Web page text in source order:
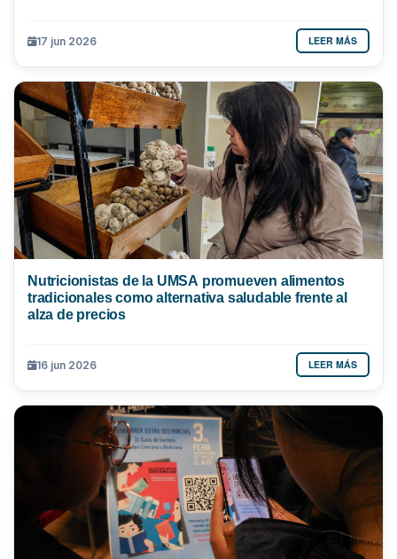
17 jun 2026 LEER MÁS
Nutricionistas de la UMSA promueven alimentos
tradicionales como alternativa saludable frente al
alza de precios
16 jun 2026 LEER MÁS